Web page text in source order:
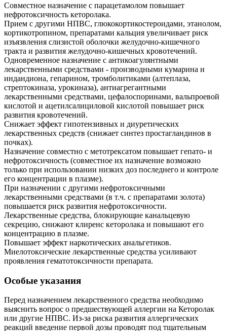
Совместное назначение с парацетамолом повышает
нефротоксичность кеторолака.
Прием с другими НПВС, глюкокортикостероидами, этанолом,
кортикотропином, препаратами кальция увеличивает риск
изъязвления слизистой оболочки желудочно-кишечного
тракта и развития желудочно-кишечных кровотечений.
Одновременное назначение с антикоагулянтными
лекарственными средствами - производными кумарина и
индандиона, гепарином, тромболитиками (алтеплаза,
стрептокиназа, урокиназа), антиагрегантными
лекарственными средствами, цефалоспоринами, вальпроевой
кислотой и ацетилсалициловой кислотой повышает риск
развития кровотечений.
Снижает эффект гипотензивных и диуретических
лекарственных средств (снижает синтез простагландинов в
почках).
Назначение совместно с метотрексатом повышает гепато- и
нефротоксичность (совместное их назначение возможно
только при использовании низких доз последнего и контроле
его концентрации в плазме).
При назначении с другими нефротоксичными
лекарственными средствами (в т.ч. с препаратами золота)
повышается риск развития нефротоксичности.
Лекарственные средства, блокирующие канальцевую
секрецию, снижают клиренс кеторолака и повышают его
концентрацию в плазме.
Повышает эффект наркотических анальгетиков.
Миелотоксические лекарственные средства усиливают
проявления гематотоксичности препарата.
Особые указания
Перед назначением лекарственного средства необходимо
выяснить вопрос о предшествующей аллергии на Кеторолак
или другие НПВС. Из-за риска развития аллергических
реакций введение первой дозы проводят под тщательным